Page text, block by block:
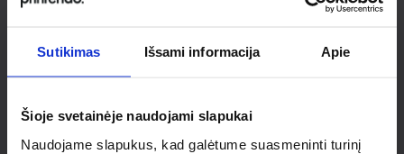
Sutikimas Išsami informacija Apie
Šioje svetainėje naudojami slapukai
Naudojame slapukus, kad galėtume suasmeninti turinį
Ieškai
individualaus
sprendimo?